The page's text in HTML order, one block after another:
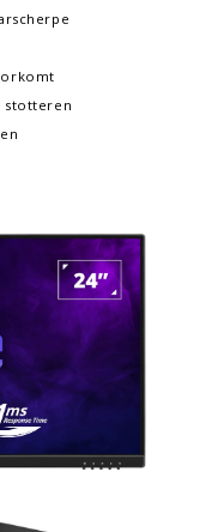
stotteren